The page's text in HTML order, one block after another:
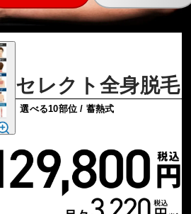
セレクト全身脱毛
選べる10部位 / 蓄熱式